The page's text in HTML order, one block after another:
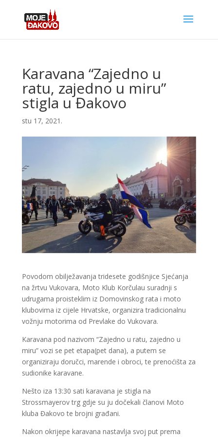
Karavana “Zajedno u
ratu, zajedno u miru”
stigla u Đakovo
stu 17, 2021.
Povodom obilježavanja tridesete godišnjice Sjećanja
na žrtvu Vukovara, Moto Klub Korčulau suradnji s
udrugama proisteklim iz Domovinskog rata i moto
klubovima iz cijele Hrvatske, organizira tradicionalnu
vožnju motorima od Prevlake do Vukovara.
Karavana pod nazivom “Zajedno u ratu, zajedno u
miru” vozi se pet etapa(pet dana), a putem se
organiziraju doručci, marende i obroci, te prenoćišta za
sudionike karavane.
Nešto iza 13:30 sati karavana je stigla na
Strossmayerov trg gdje su ju dočekali članovi Moto
kluba Đakovo te brojni građani.
Nakon okrijepe karavana nastavlja svoj put prema